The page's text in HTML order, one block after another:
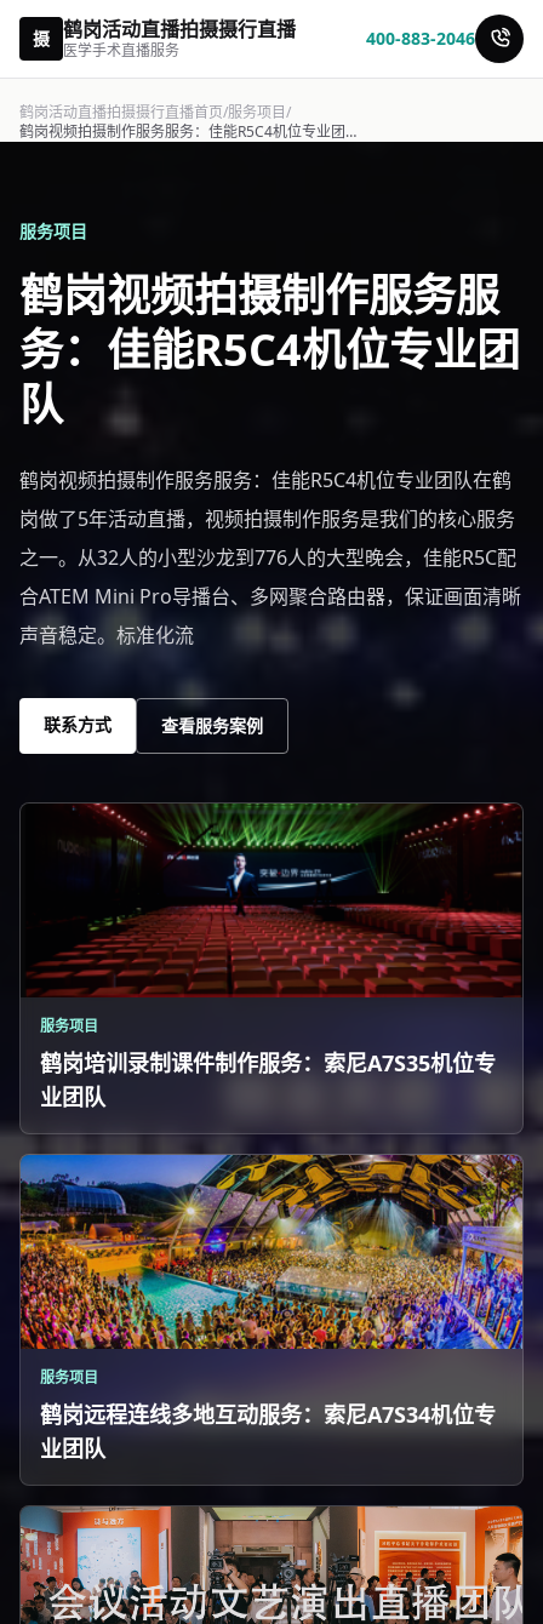
摄 鹤岗活动直播拍摄摄行直播
医学手术直播服务
400-883-2046
鹤岗活动直播拍摄摄行直播首页/服务项目/
鹤岗视频拍摄制作服务服务：佳能R5C4机位专业团队-摄行直播
服务项目
鹤岗视频拍摄制作服务服
务：佳能R5C4机位专业团
队
鹤岗视频拍摄制作服务服务：佳能R5C4机位专业团队在鹤
岗做了5年活动直播，视频拍摄制作服务是我们的核心服务
之一。从32人的小型沙龙到776人的大型晚会，佳能R5C配
合ATEM Mini Pro导播台、多网聚合路由器，保证画面清晰
声音稳定。标准化流
联系方式 查看服务案例
服务项目
鹤岗培训录制课件制作服务：索尼A7S35机位专
业团队
服务项目
鹤岗远程连线多地互动服务：索尼A7S34机位专
业团队